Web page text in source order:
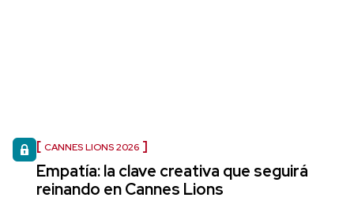
CANNES LIONS 2026
Empatía: la clave creativa que seguirá
reinando en Cannes Lions